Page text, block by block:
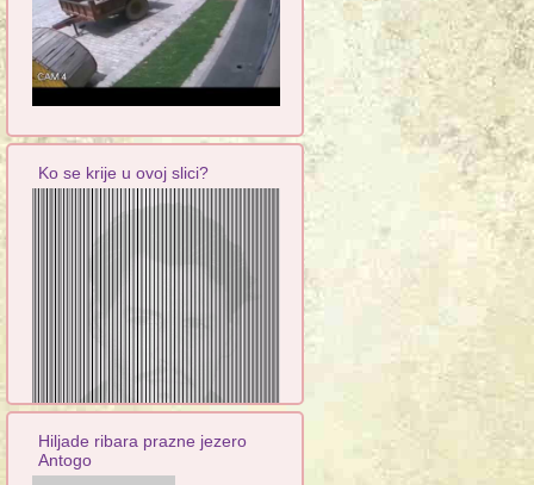
Ko se krije u ovoj slici?
Hiljade ribara prazne jezero
Antogo